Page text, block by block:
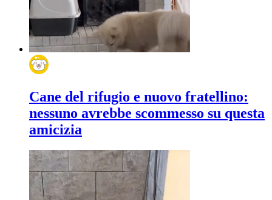
Cane del rifugio e nuovo fratellino:
nessuno avrebbe scommesso su questa
amicizia